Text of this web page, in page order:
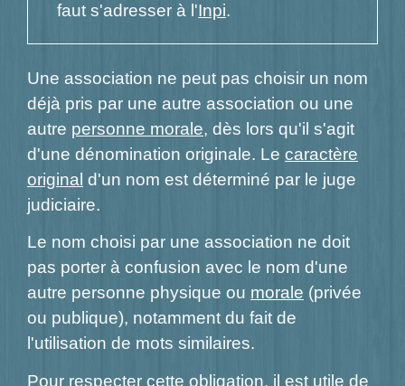
faut s'adresser à l'Inpi.
Une association ne peut pas choisir un nom
déjà pris par une autre association ou une
autre personne morale, dès lors qu'il s'agit
d'une dénomination originale. Le caractère
original d'un nom est déterminé par le juge
judiciaire.
Le nom choisi par une association ne doit
pas porter à confusion avec le nom d'une
autre personne physique ou morale (privée
ou publique), notamment du fait de
l'utilisation de mots similaires.
Pour respecter cette obligation, il est utile de